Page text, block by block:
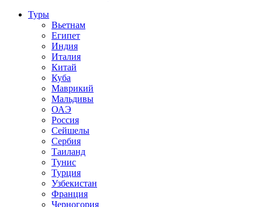
Туры
Вьетнам
Египет
Индия
Италия
Китай
Куба
Маврикий
Мальдивы
ОАЭ
Россия
Сейшелы
Сербия
Таиланд
Тунис
Турция
Узбекистан
Франция
Черногория